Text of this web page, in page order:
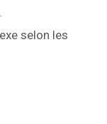
selon les